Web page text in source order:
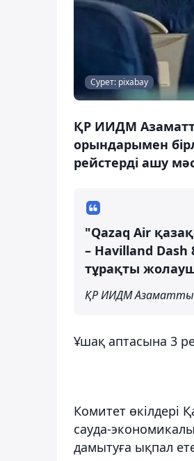
Сурет: pixabay
ҚР ИИДМ
орындарымен
рейстерді ашу
"Qazaq Air
– Havilland
тұрақты
ҚР ИИДМ
Ұшақ аптасына 3
Комитет өкілдері
сауда-
дамытуға ықпал